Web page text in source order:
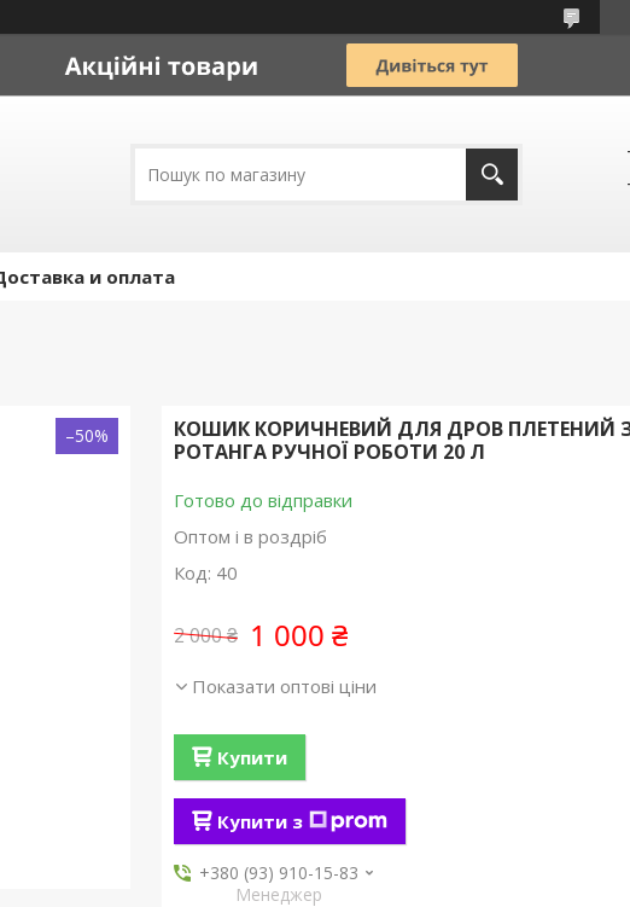
и оплата
–50%
КОШИК КОРИЧНЕВИЙ ДЛЯ ДРОВ ПЛЕТЕНИЙ
РОТАНГА РУЧНОЇ РОБОТИ 20 Л
Готово до відправки
Оптом і в роздріб
Код: 40
2 000 ₴ 1 000 ₴
Показати оптові ціни
Купити
Купити з
+380 (93) 910-15-83
Менеджер